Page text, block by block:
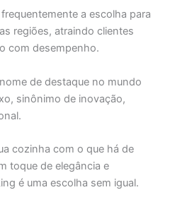
a escolha para
regiões, atraindo clientes
com desempenho.
de destaque no mundo
sinônimo de inovação,
cozinha com o que há de
toque de elegância e
é uma escolha sem igual.